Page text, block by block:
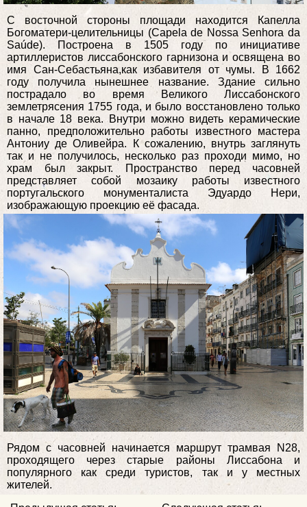
С восточной стороны площади находится Капелла
Богоматери-целительницы (Capela de Nossa Senhora da
Saúde). Построена в 1505 году по инициативе
артиллеристов лиссабонского гарнизона и освящена во
имя Сан-Себастьяна,как избавителя от чумы. В 1662
году получила нынешнее название. Здание сильно
пострадало во время Великого Лиссабонского
землетрясения 1755 года, и было восстановлено только
в начале 18 века. Внутри можно видеть керамические
панно, предположительно работы известного мастера
Антониу де Оливейра. К сожалению, внутрь заглянуть
так и не получилось, несколько раз проходи мимо, но
храм был закрыт. Пространство перед часовней
представляет собой мозаику работы известного
португальского монументалиста Эдуардо Нери,
изображающую проекцию её фасада.
Рядом с часовней начинается маршрут трамвая N28,
проходящего через старые районы Лиссабона и
популярного как среди туристов, так и у местных
жителей.